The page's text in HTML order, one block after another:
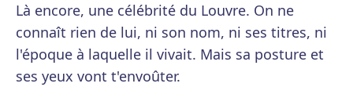
Là encore, une célébrité du Louvre. On ne
connaît rien de lui, ni son nom, ni ses titres, ni
l'époque à laquelle il vivait. Mais sa posture et
ses yeux vont t'envoûter.